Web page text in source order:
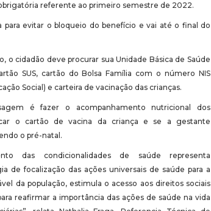
referente ao primeiro semestre de 2022.
para evitar o bloqueio do benefício e vai até o final do
o cidadão deve procurar sua Unidade Básica de Saúde
SUS, cartão do Bolsa Família com o número NIS
Social) e carteira de vacinação das crianças.
é fazer o acompanhamento nutricional dos
o cartão de vacina da criança e se a gestante
o pré-natal.
das condicionalidades de saúde representa
de focalização das ações universais de saúde para a
da população, estimula o acesso aos direitos sociais
reafirmar a importância das ações de saúde na vida